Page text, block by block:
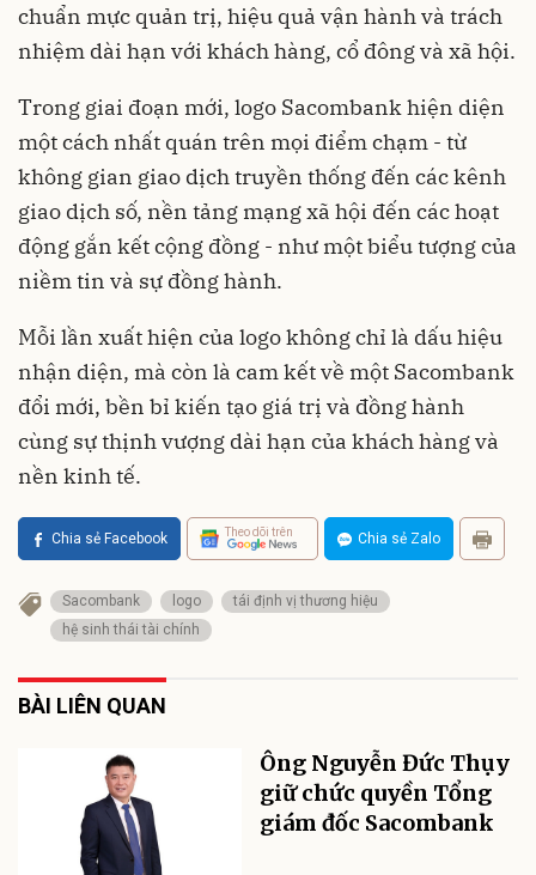
chuẩn mực quản trị, hiệu quả vận hành và trách
nhiệm dài hạn với khách hàng, cổ đông và xã hội.
Trong giai đoạn mới, logo Sacombank hiện diện
một cách nhất quán trên mọi điểm chạm - từ
không gian giao dịch truyền thống đến các kênh
giao dịch số, nền tảng mạng xã hội đến các hoạt
động gắn kết cộng đồng - như một biểu tượng của
niềm tin và sự đồng hành.
Mỗi lần xuất hiện của logo không chỉ là dấu hiệu
nhận diện, mà còn là cam kết về một Sacombank
đổi mới, bền bỉ kiến tạo giá trị và đồng hành
cùng sự thịnh vượng dài hạn của khách hàng và
nền kinh tế.
Chia sẻ Facebook Theo dõi trên Chia sẻ Zalo
Sacombank logo
tái định vị thương hiệu
hệ sinh thái tài chính
BÀI LIÊN QUAN
Ông Nguyễn Đức Thụy
giữ chức quyền Tổng
giám đốc Sacombank